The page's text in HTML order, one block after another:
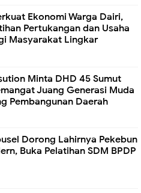
Ekonomi Warga Dairi,
Pertukangan dan Usaha
Masyarakat Lingkar
Minta DHD 45 Sumut
Juang Generasi Muda
Pembangunan Daerah
Dorong Lahirnya Pekebun
Buka Pelatihan SDM BPDP